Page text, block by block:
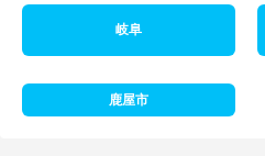
岐阜
鹿屋市